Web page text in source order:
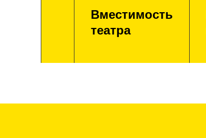
Вместимость
театра